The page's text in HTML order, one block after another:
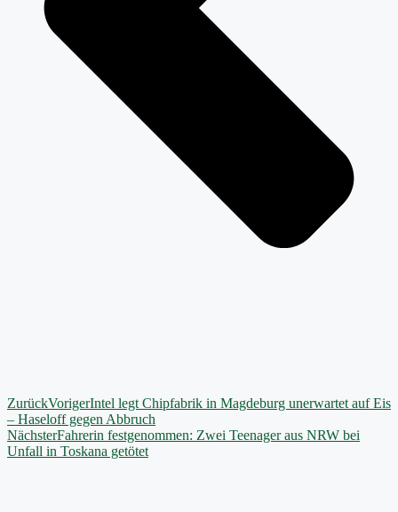
ZurückVorigerIntel legt Chipfabrik in Magdeburg unerwartet auf Eis
– Haseloff gegen Abbruch
NächsterFahrerin festgenommen: Zwei Teenager aus NRW bei
Unfall in Toskana getötet